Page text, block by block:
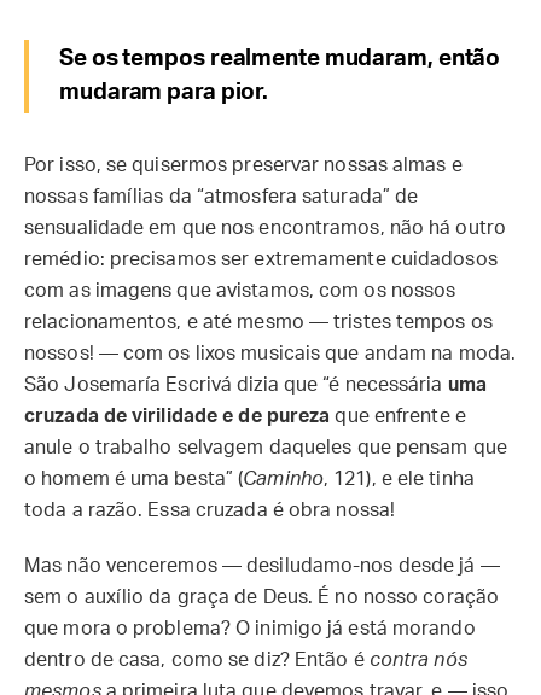
Se os tempos realmente mudaram, então
mudaram para pior.
Por isso, se quisermos preservar nossas almas e
nossas famílias da “atmosfera saturada” de
sensualidade em que nos encontramos, não há outro
remédio: precisamos ser extremamente cuidadosos
com as imagens que avistamos, com os nossos
relacionamentos, e até mesmo — tristes tempos os
nossos! — com os lixos musicais que andam na moda.
São Josemaría Escrivá dizia que “é necessária uma
cruzada de virilidade e de pureza que enfrente e
anule o trabalho selvagem daqueles que pensam que
o homem é uma besta” (Caminho, 121), e ele tinha
toda a razão. Essa cruzada é obra nossa!
Mas não venceremos — desiludamo-nos desde já —
sem o auxílio da graça de Deus. É no nosso coração
que mora o problema? O inimigo já está morando
dentro de casa, como se diz? Então é contra nós